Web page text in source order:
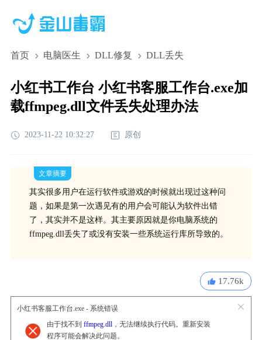
首页 电脑医生 DLL修复 DLL丢失
小红书工作台 小红书客服工作台.exe加
载ffmpeg.dll文件丢失处理办法
2023-11-22 10:32:27 原创
文章摘要
其实很多用户在运行软件或游戏的时候就出现过这种问
题，如果是第一次遇见有的用户会可能认为软件出错
了，其实并不是这样。其主要原因就是你电脑系统的
ffmpeg.dll丢失了或没有安装一些系统运行库所导致的。
17.76k
小红书客服工作台.exe - 系统错误
由于找不到 ffmpeg.dll，无法继续执行代码。重新安装
程序可能会解决此问题。